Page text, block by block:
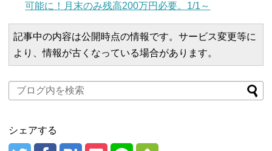
可能に！月末のみ残高200万円必要。1/1～
記事中の内容は公開時点の情報です。サービス変更等に
より、情報が古くなっている場合があります。
シェアする